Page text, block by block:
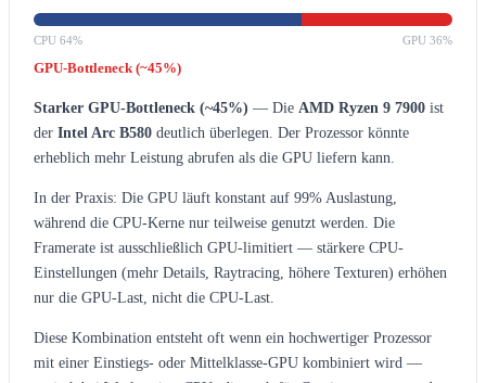
CPU 64% GPU 36%
GPU-Bottleneck (~45%)
Starker GPU-Bottleneck (~45%) — Die AMD Ryzen 9 7900 ist
der Intel Arc B580 deutlich überlegen. Der Prozessor könnte
erheblich mehr Leistung abrufen als die GPU liefern kann.
In der Praxis: Die GPU läuft konstant auf 99% Auslastung,
während die CPU-Kerne nur teilweise genutzt werden. Die
Framerate ist ausschließlich GPU-limitiert — stärkere CPU-
Einstellungen (mehr Details, Raytracing, höhere Texturen) erhöhen
nur die GPU-Last, nicht die CPU-Last.
Diese Kombination entsteht oft wenn ein hochwertiger Prozessor
mit einer Einstiegs- oder Mittelklasse-GPU kombiniert wird —